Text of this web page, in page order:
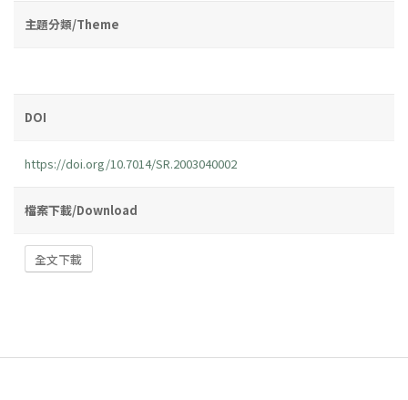
主題分類/Theme
DOI
https://doi.org/10.7014/SR.2003040002
檔案下載/Download
全文下載